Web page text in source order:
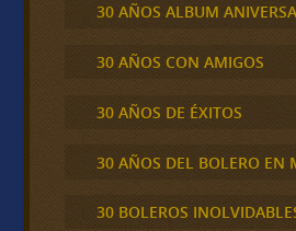
30 AÑOS ALBUM
30 AÑOS CON AMIGOS
30 AÑOS DE ÉXITOS
30 AÑOS DEL BOLERO EN
30 BOLEROS